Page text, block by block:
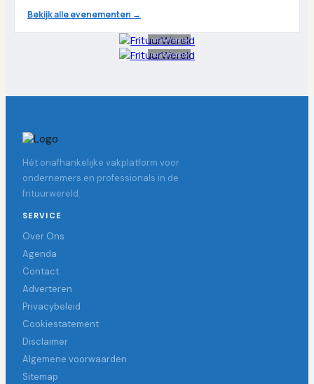
Bekijk alle evenementen →
Advertentie
Advertentie
Hét onafhankelijke vakplatform voor
ondernemers en professionals in de
frituurwereld.
SERVICE
Over Ons
Agenda
Contact
Adverteren
Privacybeleid
Cookiestatement
Disclaimer
Algemene voorwaarden
Sitemap